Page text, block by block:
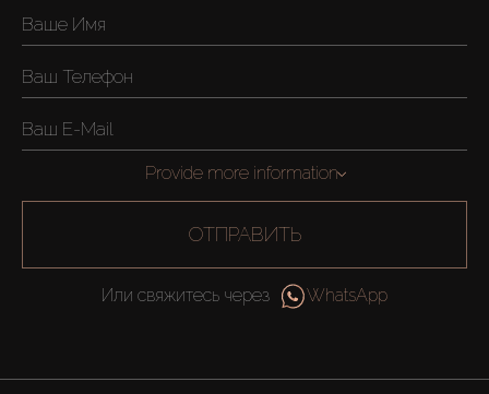
Provide more information
ОТПРАВИТЬ
Или свяжитесь через WhatsApp